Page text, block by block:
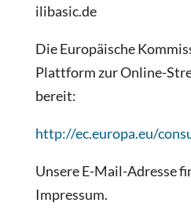
ilibasic.de
Die Europäische
Plattform zur Online-
bereit:
http://ec.europa.eu/
Unsere E-Mail-Adresse
Impressum.